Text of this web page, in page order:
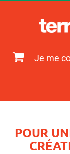
Je me
POUR